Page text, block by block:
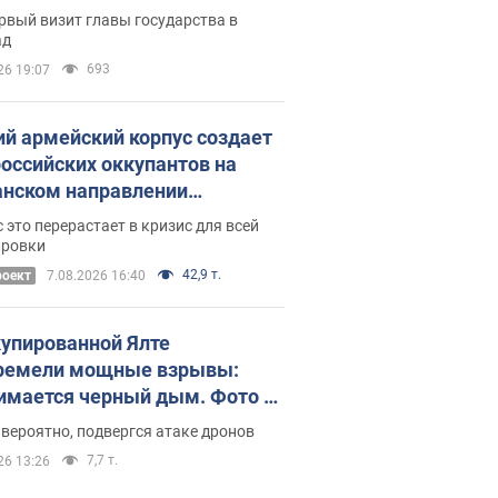
визит главы государства в
19:07 693
армейский корпус создает
оккупантов на
направлении
дискомфорт: как это
это перерастает в кризис для всей
7.08.2026 16:40 42,9 т.
Ялте
мощные взрывы:
черный дым. Фото и
подвергся атаке дронов
13:26 7,7 т.